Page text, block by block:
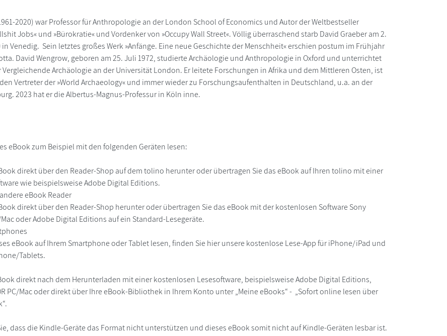
2020) war Professor für Anthropologie an der London School of Economics und Autor der Weltbestseller
Jobs« und »Bürokratie« und Vordenker von »Occupy Wall Street«. Völlig überraschend starb David Graeber am 2.
in Venedig. Sein letztes großes Werk »Anfänge. Eine neue Geschichte der Menschheit« erschien postum im Frühjahr
David Wengrow, geboren am 25. Juli 1972, studierte Archäologie und Anthropologie in Oxford und unterrichtet
Archäologie an der Universität London. Er leitete Forschungen in Afrika und dem Mittleren Osten, ist
Vertreter der »World Archaeology« und immer wieder zu Forschungsaufenthalten in Deutschland, u.a. an der
2023 hat er die Albertus-Magnus-Professur in Köln inne.
eBook zum Beispiel mit den folgenden Geräten lesen:
direkt über den Reader-Shop auf dem tolino herunter oder übertragen Sie das eBook auf Ihren tolino mit einer
wie beispielsweise Adobe Digital Editions.
eBook Reader
direkt über den Reader-Shop herunter oder übertragen Sie das eBook mit der kostenlosen Software Sony
Mac oder Adobe Digital Editions auf ein Standard-Lesegeräte.
eBook auf Ihrem Smartphone oder Tablet lesen, finden Sie hier unsere kostenlose Lese-App für iPhone/iPad und
Tablets.
direkt nach dem Herunterladen mit einer kostenlosen Lesesoftware, beispielsweise Adobe Digital Editions,
PC/Mac oder direkt über Ihre eBook-Bibliothek in Ihrem Konto unter „Meine eBooks“ - „Sofort online lesen über
dass die Kindle-Geräte das Format nicht unterstützen und dieses eBook somit nicht auf Kindle-Geräten lesbar ist.